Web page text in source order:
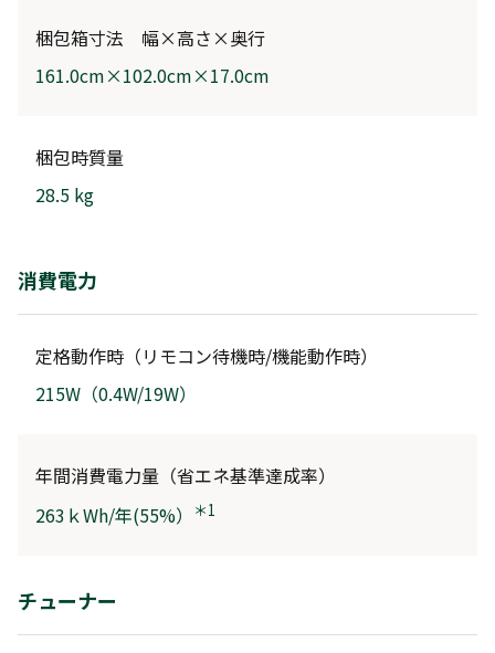
梱包箱寸法 幅×高さ×奥行
161.0cm×102.0cm×17.0cm
梱包時質量
28.5 kg
消費電力
定格動作時（リモコン待機時/機能動作時）
215W（0.4W/19W）
年間消費電力量（省エネ基準達成率）
263ｋWh/年(55%）
＊1
チューナー